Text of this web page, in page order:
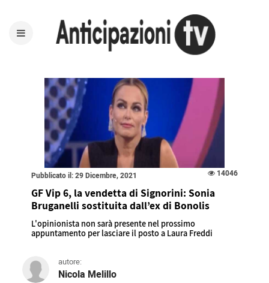
Pubblicato il: 29 Dicembre, 2021 14046
GF Vip 6, la vendetta di Signorini: Sonia
Bruganelli sostituita dall’ex di Bonolis
L'opinionista non sarà presente nel prossimo
appuntamento per lasciare il posto a Laura Freddi
autore:
Nicola Melillo